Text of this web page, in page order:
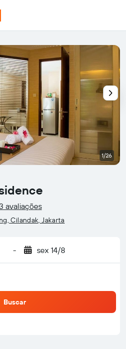
avaliações
Cilandak, Jakarta
- sex 14/8
Buscar
1/26